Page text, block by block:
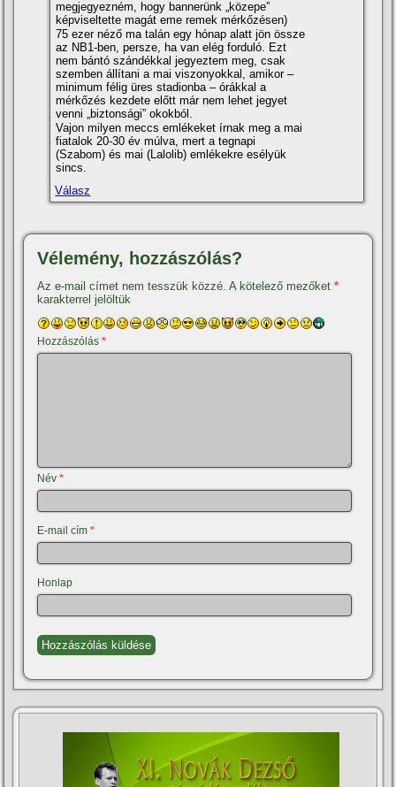
megjegyezném, hogy bannerünk „közepe”
képviseltette magát eme remek mérkőzésen)
75 ezer néző ma talán egy hónap alatt jön össze
az NB1-ben, persze, ha van elég forduló. Ezt
nem bántó szándékkal jegyeztem meg, csak
szemben állí­tani a mai viszonyokkal, amikor –
minimum félig üres stadionba – órákkal a
mérkőzés kezdete előtt már nem lehet jegyet
venni „biztonsági” okokból.
Vajon milyen meccs emlékeket í­rnak meg a mai
fiatalok 20-30 év múlva, mert a tegnapi
(Szabom) és mai (Lalolib) emlékekre esélyük
sincs.
Válasz
Vélemény, hozzászólás?
Az e-mail címet nem tesszük közzé. A kötelező mezőket*
karakterrel jelöltük
Hozzászólás*
Név*
E-mail cím*
Honlap